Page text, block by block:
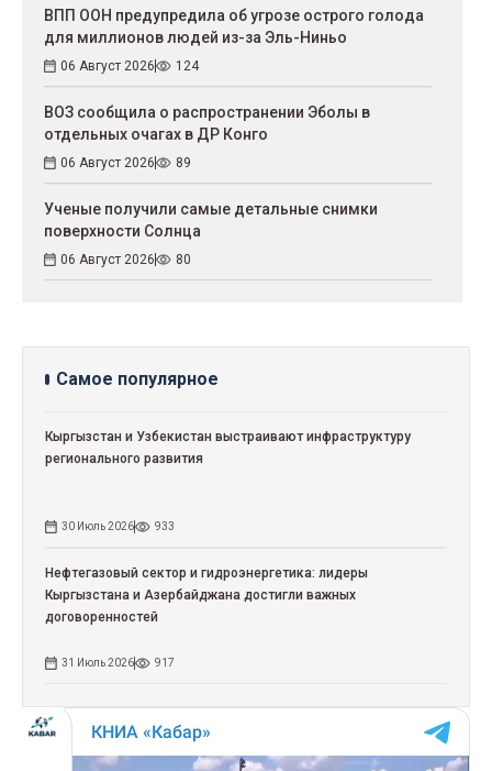
ВПП ООН предупредила об угрозе острого голода
для миллионов людей из-за Эль-Ниньо
06 Август 2026 124
ВОЗ сообщила о распространении Эболы в
отдельных очагах в ДР Конго
06 Август 2026 89
Ученые получили самые детальные снимки
поверхности Солнца
06 Август 2026 80
Самое популярное
Кыргызстан и Узбекистан выстраивают инфраструктуру
регионального развития
30 Июль 2026 933
Нефтегазовый сектор и гидроэнергетика: лидеры
Кыргызстана и Азербайджана достигли важных
договоренностей
31 Июль 2026 917